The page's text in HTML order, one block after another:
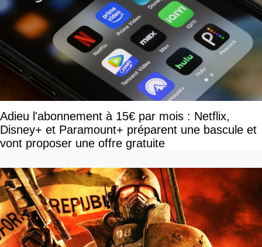
Adieu l'abonnement à 15€ par mois : Netflix,
Disney+ et Paramount+ préparent une bascule et
vont proposer une offre gratuite